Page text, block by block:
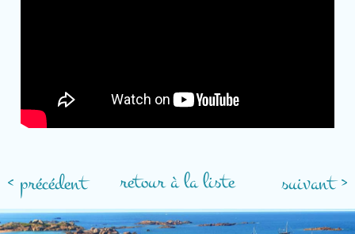
suivant >
< précédent retour à la liste